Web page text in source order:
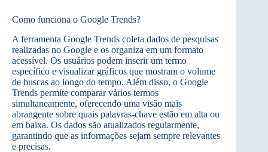
Como funciona o Google Trends?
A ferramenta Google Trends coleta dados de pesquisas
realizadas no Google e os organiza em um formato
acessível. Os usuários podem inserir um termo
específico e visualizar gráficos que mostram o volume
de buscas ao longo do tempo. Além disso, o Google
Trends permite comparar vários termos
simultaneamente, oferecendo uma visão mais
abrangente sobre quais palavras-chave estão em alta ou
em baixa. Os dados são atualizados regularmente,
garantindo que as informações sejam sempre relevantes
e precisas.